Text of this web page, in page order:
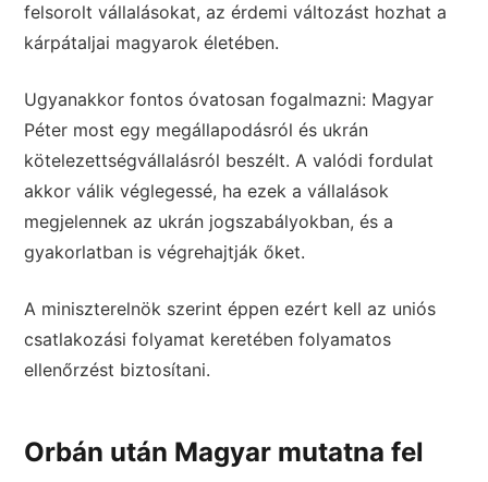
felsorolt vállalásokat, az érdemi változást hozhat a
kárpátaljai magyarok életében.
Ugyanakkor fontos óvatosan fogalmazni: Magyar
Péter most egy megállapodásról és ukrán
kötelezettségvállalásról beszélt. A valódi fordulat
akkor válik véglegessé, ha ezek a vállalások
megjelennek az ukrán jogszabályokban, és a
gyakorlatban is végrehajtják őket.
A miniszterelnök szerint éppen ezért kell az uniós
csatlakozási folyamat keretében folyamatos
ellenőrzést biztosítani.
Orbán után Magyar mutatna fel